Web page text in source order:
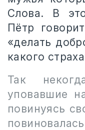
Слова. В
Пётр
«делать
какого
Так
уповавшие
повинуясь